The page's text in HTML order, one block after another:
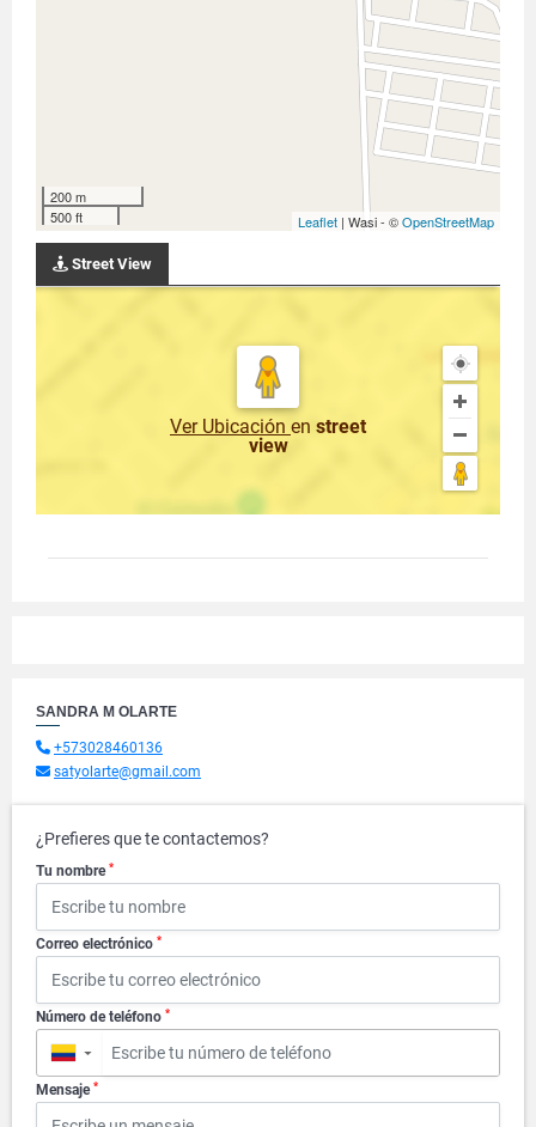
200 m
500 ft
Leaflet | Wasi - ©OpenStreetMap
Street View
Ver Ubicación en street
view
SANDRA M OLARTE
+573028460136
satyolarte@gmail.com
¿Prefieres que te contactemos?
Tu nombre *
Correo electrónico *
Número de teléfono *
▼
Mensaje *